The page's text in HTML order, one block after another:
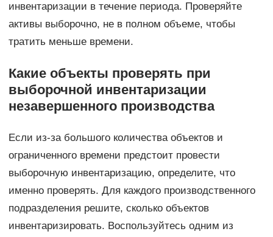
инвентаризации в течение периода. Проверяйте
активы выборочно, не в полном объеме, чтобы
тратить меньше времени.
Какие объекты проверять при
выборочной инвентаризации
незавершенного производства
Если из-за большого количества объектов и
ограниченного времени предстоит провести
выборочную инвентаризацию, определите, что
именно проверять. Для каждого производственного
подразделения решите, сколько объектов
инвентаризировать. Воспользуйтесь одним из